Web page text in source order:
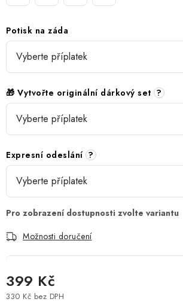
Potisk na záda
🎁 Vytvořte originální dárkový set ?
Expresní odeslání ?
Možnosti doručení
399 Kč
330 Kč bez DPH